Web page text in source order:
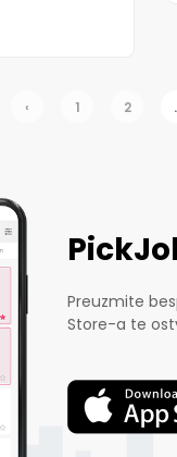
‹ 1 2
Preuzmite
Store-a te